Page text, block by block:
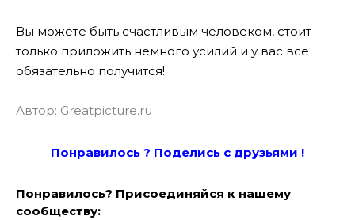
Вы можете быть счастливым человеком, стоит
только приложить немного усилий и у вас все
обязательно получится!
Автор: Greatpicture.ru
Понравилось ? Поделись с друзьями !
Понравилось? Присоединяйся к нашему
сообществу: